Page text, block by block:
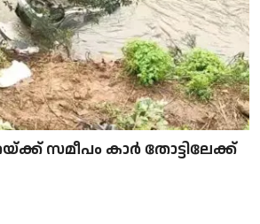
സമീപം കാർ തോട്ടിലേക്ക്